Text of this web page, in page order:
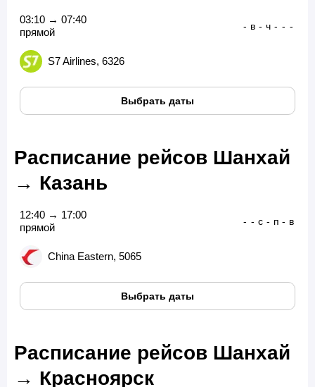
03:10 → 07:40
прямой
S7 Airlines, 6326
- в - ч - - -
Выбрать даты
Расписание рейсов Шанхай
→ Казань
12:40 → 17:00
прямой
China Eastern, 5065
- - с - п - в
Выбрать даты
Расписание рейсов Шанхай
→ Красноярск